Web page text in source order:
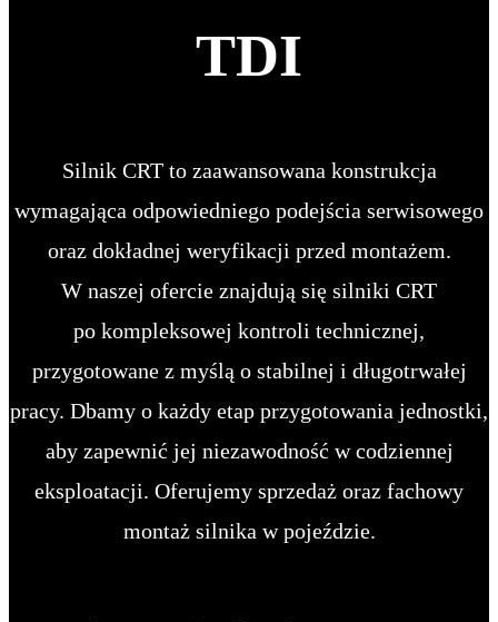
TDI
Silnik CRT to zaawansowana konstrukcja
wymagająca odpowiedniego podejścia serwisowego
oraz dokładnej weryfikacji przed montażem.
W naszej ofercie znajdują się silniki CRT
po kompleksowej kontroli technicznej,
przygotowane z myślą o stabilnej i długotrwałej
pracy. Dbamy o każdy etap przygotowania jednostki,
aby zapewnić jej niezawodność w codziennej
eksploatacji. Oferujemy sprzedaż oraz fachowy
montaż silnika w pojeździe.